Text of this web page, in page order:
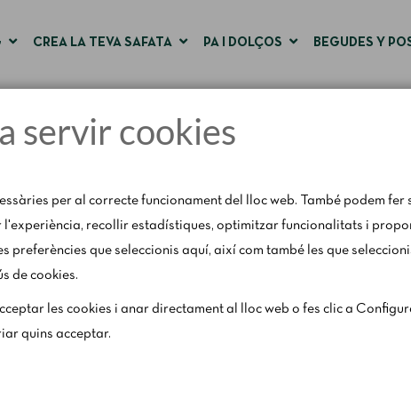
CREA LA TEVA SAFATA PA I DOLÇOS BEGUDES Y
Pàgina d'inici Catering & Safates
els caps de setmana segons disponibilitat.
Per a qualsevol consulta, escriu-nos a
servir cookies
per al correcte funcionament del lloc web. També podem fer
l'experiència, recollir estadístiques, optimitzar funcionalitats i
preferències que seleccionis aquí, així com també les que
de cookies.
les cookies i anar directament al lloc web o fes clic a
quins acceptar.